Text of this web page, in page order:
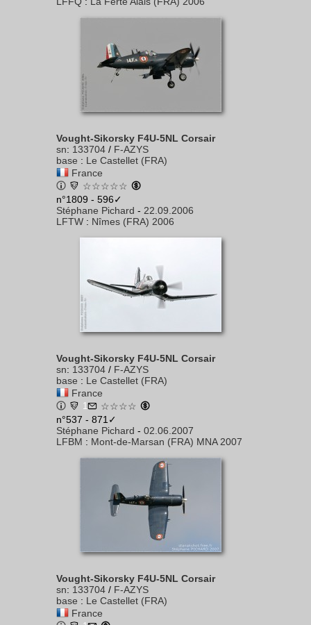
Vought-Sikorsky F4U-5NL Corsair
sn: 133704 / F-AZYS
base : Le Castellet (FRA)
France
☆☆☆☆☆
n°1809 - 596✓
Stéphane Pichard - 22.09.2006
LFTW : Nîmes (FRA) 2006
Vought-Sikorsky F4U-5NL Corsair
sn: 133704 / F-AZYS
base : Le Castellet (FRA)
France
1
☆☆☆☆
n°537 - 871✓
Stéphane Pichard - 02.06.2007
LFBM : Mont-de-Marsan (FRA) MNA 2007
Vought-Sikorsky F4U-5NL Corsair
sn: 133704 / F-AZYS
base : Le Castellet (FRA)
France